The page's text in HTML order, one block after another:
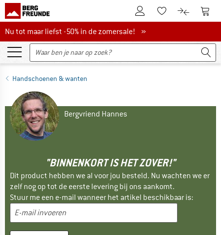
De klantenaccount
Naar deNaar de
Nu tot maar liefst -50% in de zomersale!
Nu tot maar liefst -50% in de zomersale! »
Handschoenen & wanten
Bergvriend Hannes
"BINNENKORT IS HET ZOVER!"
Dit product hebben we al voor jou besteld. Nu wachten we er
zelf nog op tot de eerste levering bij ons aankomt.
Stuur me een e-mail wanneer het artikel beschikbaar is: